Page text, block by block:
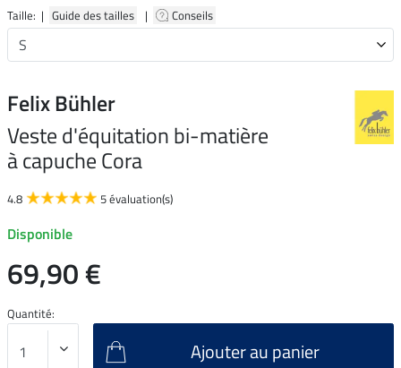
Taille: | Guide des tailles | Conseils
Felix Bühler
Veste d'équitation bi-matière
à capuche Cora
4.8 5 évaluation(s)
Disponible
69,90 €
Quantité:
Ajouter au panier